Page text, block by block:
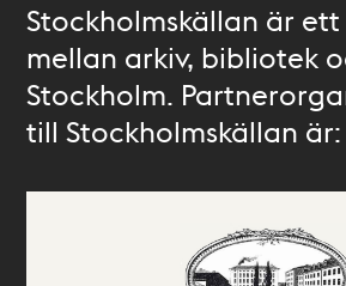
Stockholmskällan är
mellan arkiv, bibliotek
Stockholm.
till Stockholmskällan är: